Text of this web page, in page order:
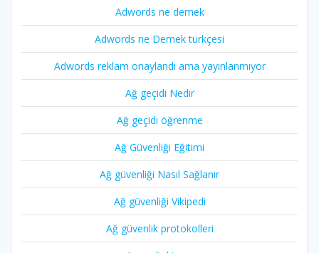
Adwords ne demek
Adwords ne Demek türkçesi
Adwords reklam onaylandi ama yayınlanmıyor
Ağ geçidi Nedir
Ağ geçidi öğrenme
Ağ Güvenliği Eğitimi
Ağ güvenliği Nasıl Sağlanır
Ağ güvenliği Vikipedi
Ağ güvenlik protokolleri